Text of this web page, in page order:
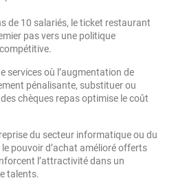
de 10 salariés, le ticket restaurant
pas vers une politique
services où l’augmentation de
pénalisante, substituer ou
chèques repas optimise le coût
du secteur informatique ou du
pouvoir d’achat amélioré offerts
l’attractivité dans un
talents.